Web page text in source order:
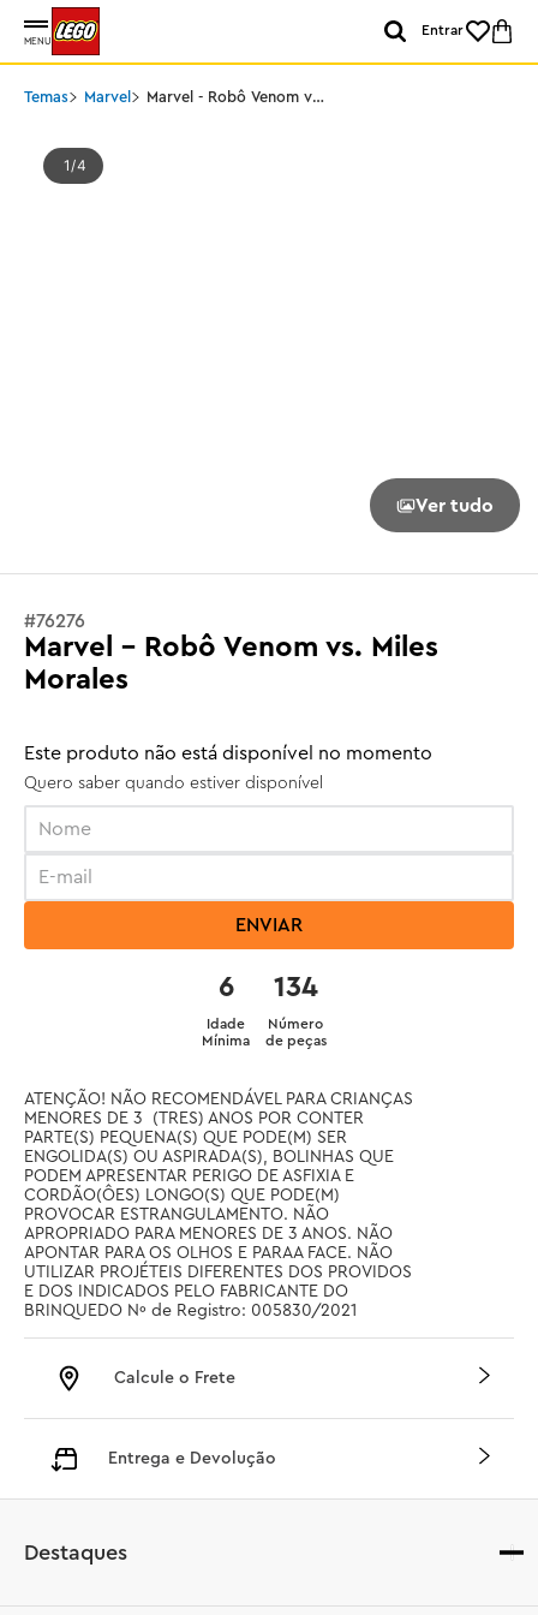
MENU
Entrar
Temas Marvel
Marvel - Robô Venom vs.
1 4
Ver tudo
#76276
Marvel - Robô Venom vs. Miles
Morales
Este produto não está disponível no momento
Quero saber quando estiver disponível
ENVIAR
134
Número
de peças
6
Idade
Mínima
ATENÇÃO! NÃO RECOMENDÁVEL PARA CRIANÇAS
MENORES DE 3  (TRES) ANOS POR CONTER
PARTE(S) PEQUENA(S) QUE PODE(M) SER
ENGOLIDA(S) OU ASPIRADA(S), BOLINHAS QUE
PODEM APRESENTAR PERIGO DE ASFIXIA E
CORDÃO(ÔES) LONGO(S) QUE PODE(M)
PROVOCAR ESTRANGULAMENTO. NÃO
APROPRIADO PARA MENORES DE 3 ANOS. NÃO
APONTAR PARA OS OLHOS E PARAA FACE. NÃO
UTILIZAR PROJÉTEIS DIFERENTES DOS PROVIDOS
E DOS INDICADOS PELO FABRICANTE DO
BRINQUEDO Nº de Registro: 005830/2021
Calcule o Frete
Entrega e Devolução
Destaques